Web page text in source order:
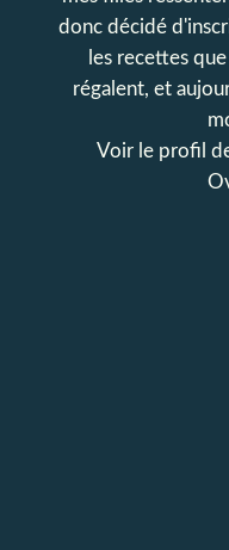
donc décidé
les recettes
régalent, et
Voir le profil